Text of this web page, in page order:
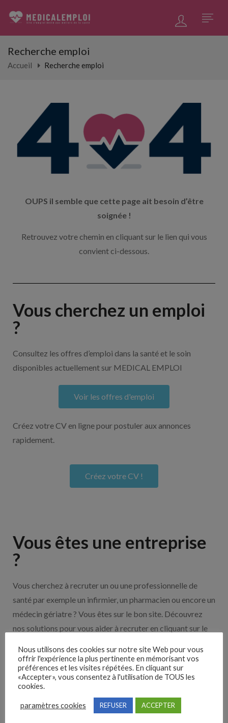
Recherche emploi
Accueil Recherche emploi
OUPS il semble que cette page ait besoin d’être
soignée !
Retrouvez votre chemin en cliquant sur le lien qui vous
convient ci-dessous.
Vous cherchez un emploi
?
Consultez les offres d’emploi dans la santé et le soin
disponibles actuellement sur MEDICAL EMPLOI
Voir les offres d'emploi
Créez votre CV en ligne pour postuler aux annonces
rapidement.
Créez votre CV !
Vous êtes une entreprise
?
Vous cherchez à recruter un ou une professionnelle de
santé par exemple un infirmier, un pharmacien ou encore un
médecin gériatre ? Vous êtes sur le bon site. Découvrez
nos solutions pour vous aider à recruter en cliquant sur le
Nos solutions entreprises
Lorem ipsum dolor sit amet, consectetur adipiscing elit. Ut
elit tellus, luctus nec ullamcorper mattis, pulvinar dapibus
Nous utilisons des cookies sur notre site Web pour vous
offrir l'expérience la plus pertinente en mémorisant vos
préférences et les visites répétées. En cliquant sur
«Accepter», vous consentez à l'utilisation de TOUS les
cookies.
paramètres cookies REFUSER ACCEPTER